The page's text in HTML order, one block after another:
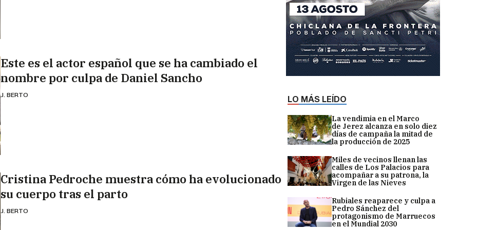
Este es el actor español que se ha cambiado el
nombre por culpa de Daniel Sancho
J. BERTO
Cristina Pedroche muestra cómo ha evolucionado
su cuerpo tras el parto
J. BERTO
LO MÁS LEÍDO
La vendimia en el Marco
de Jerez alcanza en solo diez
días de campaña la mitad de
la producción de 2025
Miles de vecinos llenan las
calles de Los Palacios para
acompañar a su patrona, la
Virgen de las Nieves
Rubiales reaparece y culpa a
Pedro Sánchez del
protagonismo de Marruecos
en el Mundial 2030